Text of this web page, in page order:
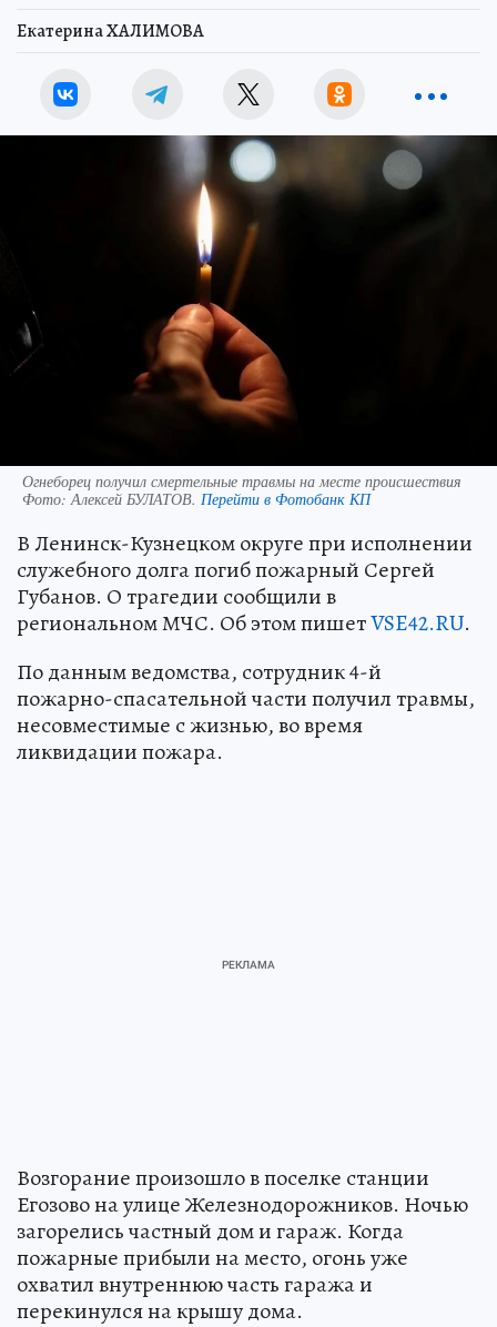
Екатерина ХАЛИМОВА
Огнеборец получил смертельные травмы на месте происшествия
Фото: Алексей БУЛАТОВ. Перейти в Фотобанк КП
В Ленинск-Кузнецком округе при исполнении
служебного долга погиб пожарный Сергей
Губанов. О трагедии сообщили в
региональном МЧС. Об этом пишетVSE42.RU.
По данным ведомства, сотрудник 4-й
пожарно-спасательной части получил травмы,
несовместимые с жизнью, во время
ликвидации пожара.
Возгорание произошло в поселке станции
Егозово на улице Железнодорожников. Ночью
загорелись частный дом и гараж. Когда
пожарные прибыли на место, огонь уже
охватил внутреннюю часть гаража и
перекинулся на крышу дома.